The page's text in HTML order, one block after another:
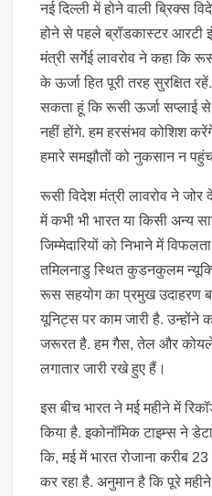
नई दिल्ली में होने वाली ब्रिक्स
होने से पहले ब्रॉडकास्टर आरटी
मंत्री सर्गेई लावरोव ने कहा कि
के ऊर्जा हित पूरी तरह सुरक्षित
सकता हूं कि रूसी ऊर्जा सप्लाई
नहीं होंगे. हम हरसंभव कोशिश
हमारे समझौतों को नुकसान न
रूसी विदेश मंत्री लावरोव ने
में कभी भी भारत या किसी अन्य
जिम्मेदारियों को निभाने में
तमिलनाडु स्थित कुडनकुलम
रूस सहयोग का प्रमुख उदाहरण
यूनिट्स पर काम जारी है. उन्होंने
जरूरत है. हम गैस, तेल और कोयले
लगातार जारी रखे हुए हैं।
इस बीच भारत ने मई महीने में
किया है. इकोनॉमिक टाइम्स ने
कि, मई में भारत रोजाना करीब
कर रहा है. अनुमान है कि पूरे